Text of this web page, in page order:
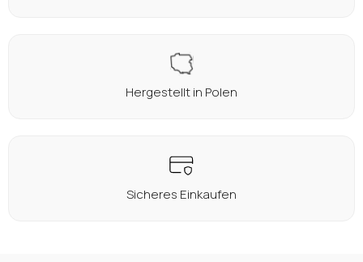
Hergestellt in Polen
Sicheres Einkaufen